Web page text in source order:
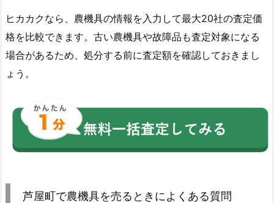
ヒカカクなら、農機具の情報を入力して最大20社の査定価
格を比較できます。古い農機具や故障品も査定対象になる
場合があるため、処分する前に査定額を確認しておきまし
ょう。
芦屋町で農機具を売るときによくある質問